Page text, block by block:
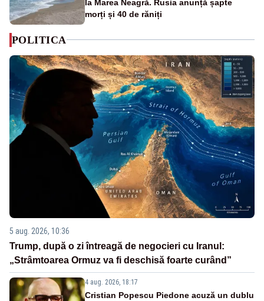
la Marea Neagră. Rusia anunță șapte
morți și 40 de răniți
POLITICA
5 aug. 2026, 10:36
Trump, după o zi întreagă de negocieri cu Iranul:
„Strâmtoarea Ormuz va fi deschisă foarte curând”
4 aug. 2026, 18:17
Cristian Popescu Piedone acuză un dublu